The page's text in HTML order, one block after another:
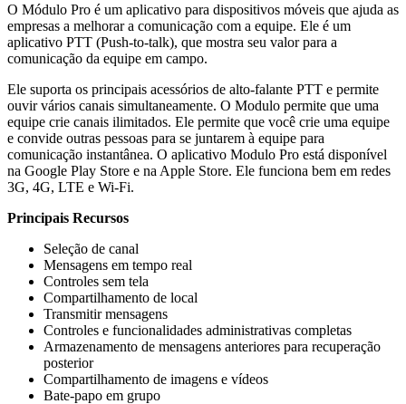
O Módulo Pro é um aplicativo para dispositivos móveis que ajuda as
empresas a melhorar a comunicação com a equipe. Ele é um
aplicativo PTT (Push-to-talk), que mostra seu valor para a
comunicação da equipe em campo.
Ele suporta os principais acessórios de alto-falante PTT e permite
ouvir vários canais simultaneamente. O Modulo permite que uma
equipe crie canais ilimitados. Ele permite que você crie uma equipe
e convide outras pessoas para se juntarem à equipe para
comunicação instantânea. O aplicativo Modulo Pro está disponível
na Google Play Store e na Apple Store. Ele funciona bem em redes
3G, 4G, LTE e Wi-Fi.
Principais Recursos
Seleção de canal
Mensagens em tempo real
Controles sem tela
Compartilhamento de local
Transmitir mensagens
Controles e funcionalidades administrativas completas
Armazenamento de mensagens anteriores para recuperação
posterior
Compartilhamento de imagens e vídeos
Bate-papo em grupo